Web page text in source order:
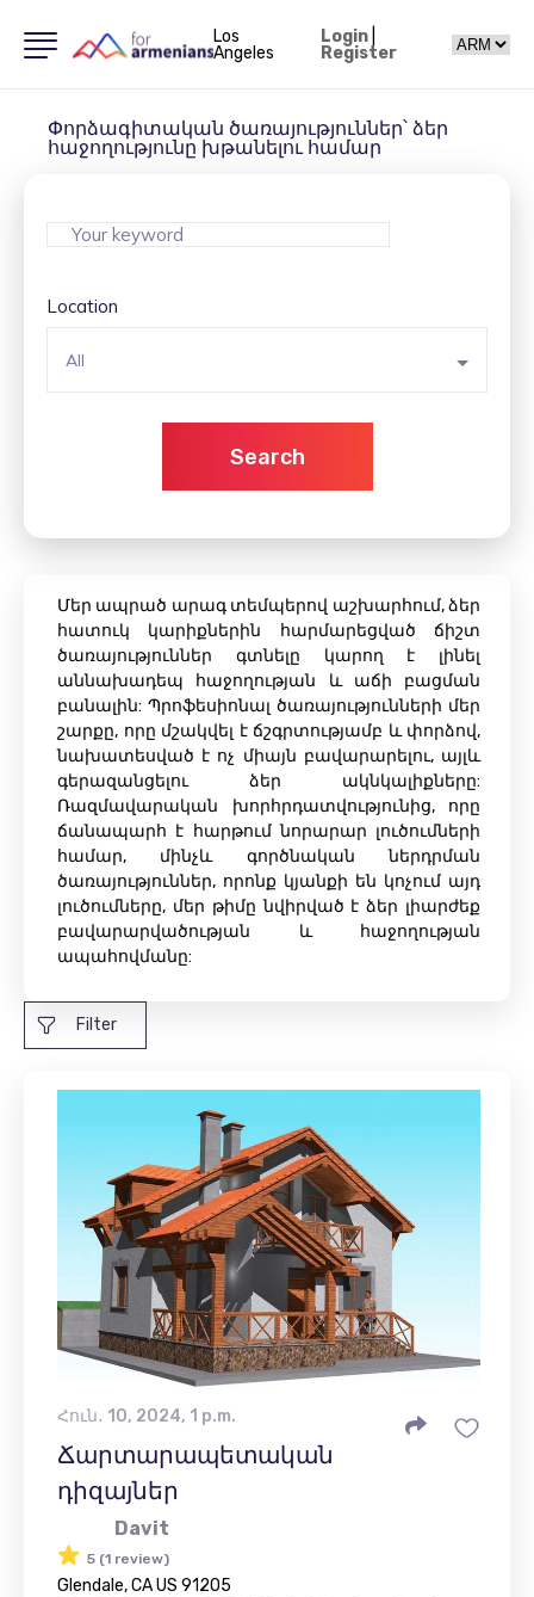
Los
Angeles
Login|
Register
Փորձագիտական ​​ծառայություններ՝ ձեր
հաջողությունը խթանելու համար
Location
All
Search
Մեր ապրած արագ տեմպերով աշխարհում, ձեր
հատուկ կարիքներին հարմարեցված ճիշտ
ծառայություններ գտնելը կարող է լինել
աննախադեպ հաջողության և աճի բացման
բանալին: Պրոֆեսիոնալ ծառայությունների մեր
շարքը, որը մշակվել է ճշգրտությամբ և փորձով,
նախատեսված է ոչ միայն բավարարելու, այլև
գերազանցելու ձեր ակնկալիքները:
Ռազմավարական խորհրդատվությունից, որը
ճանապարհ է հարթում նորարար լուծումների
համար, մինչև գործնական ներդրման
ծառայություններ, որոնք կյանքի են կոչում այդ
լուծումները, մեր թիմը նվիրված է ձեր լիարժեք
բավարարվածության և հաջողության
ապահովմանը:
Filter
Հուն․ 10, 2024, 1 p.m.
Ճարտարապետական ​​
դիզայներ
Davit
5 (1 review)
Glendale, CA US 91205